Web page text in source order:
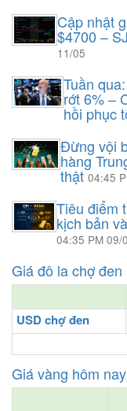
Cập nhật
$4700 –
11/05
Tuần
rớt 6% –
hồi phục
Đừng vội
hàng
thật04:45
Tiêu điểm
kịch bản
04:35 PM 09/
Giá đô la chợ đen
USD chợ đen
Giá vàng hôm nay